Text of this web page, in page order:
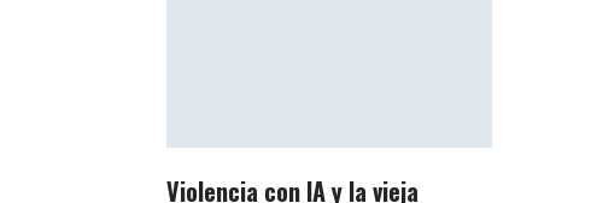
Violencia con IA y la vieja